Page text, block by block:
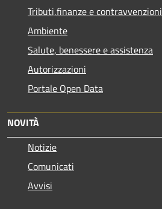
Tributi,finanze e contravvenzioni
Ambiente
Salute, benessere e assistenza
Autorizzazioni
Portale Open Data
NOVITÀ
Notizie
Comunicati
Avvisi